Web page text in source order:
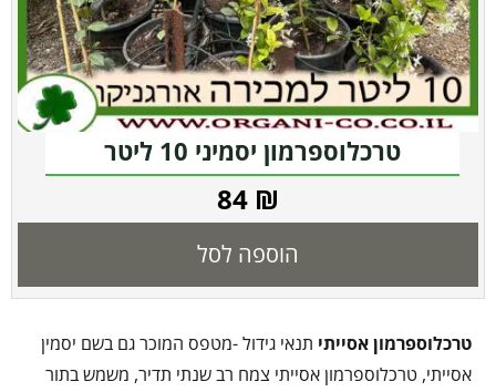
טרכלוספרמון יסמיני 10 ליטר
84 ₪
הוספה לסל
טרכלוספרמון אסייתי תנאי גידול -מטפס המוכר גם בשם יסמין
אסייתי, טרכלוספרמון אסייתי צמח רב שנתי תדיר, משמש בתור